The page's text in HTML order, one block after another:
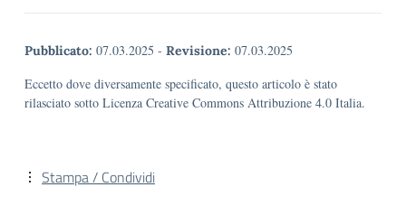
Pubblicato: 07.03.2025 - Revisione: 07.03.2025
Eccetto dove diversamente specificato, questo articolo è stato
rilasciato sotto Licenza Creative Commons Attribuzione 4.0 Italia.
Stampa / Condividi